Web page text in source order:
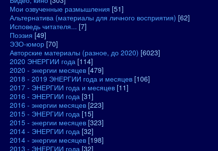
Мои озвученные размышления [51]
Альтернатива (материалы для личного восприятия) [62]
Исповедь читателя... [7]
Поэзия [49]
ЭЗО-юмор [70]
Авторские материалы (разное, до 2020) [6023]
2020 ЭНЕРГИИ года [114]
2020 - энергии месяцев [479]
2018 - 2019 ЭНЕРГИИ года и месяцев [106]
2017 - ЭНЕРГИИ года и месяцев [11]
2016 - ЭНЕРГИИ года [31]
2016 - энергии месяцев [223]
2015 - ЭНЕРГИИ года [15]
2015 - энергии месяцев [323]
2014 - ЭНЕРГИИ года [32]
2014 - энергии месяцев [198]
2013 - ЭНЕРГИИ года [32]